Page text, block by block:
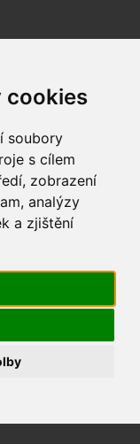
cookies
soubory
s cílem
zobrazení
analýzy
a zjištění
Čeština‎
a zkušenosti.
s vámi o naše
i právních požadavků